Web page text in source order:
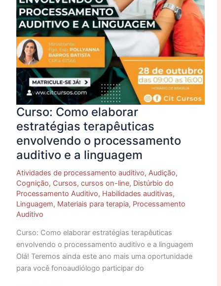
Curso: Como elaborar
estratégias terapêuticas
envolvendo o processamento
auditivo e a linguagem
Atividades de processamento auditivo, Audição,
Cognição, Cursos, cursos on-line, Distúrbio do
Processamento Auditivo, Habilidades auditivas,
Linguagem, Materiais para terapia, Processamento
Auditivo
Curso: Como elaborar estratégias terapêuticas
envolvendo o processamento auditivo e a linguagem
Olá! Teremos ainda este ano mais uma oportunidade
para você fonoaudiólogo participar do
auditivo
e
a
linguagem